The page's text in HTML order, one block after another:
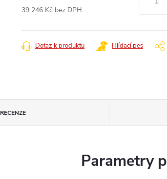
39 246 Kč bez DPH
cena:
Dotaz k produktu Hlídací pes
RECENZE
Parametry